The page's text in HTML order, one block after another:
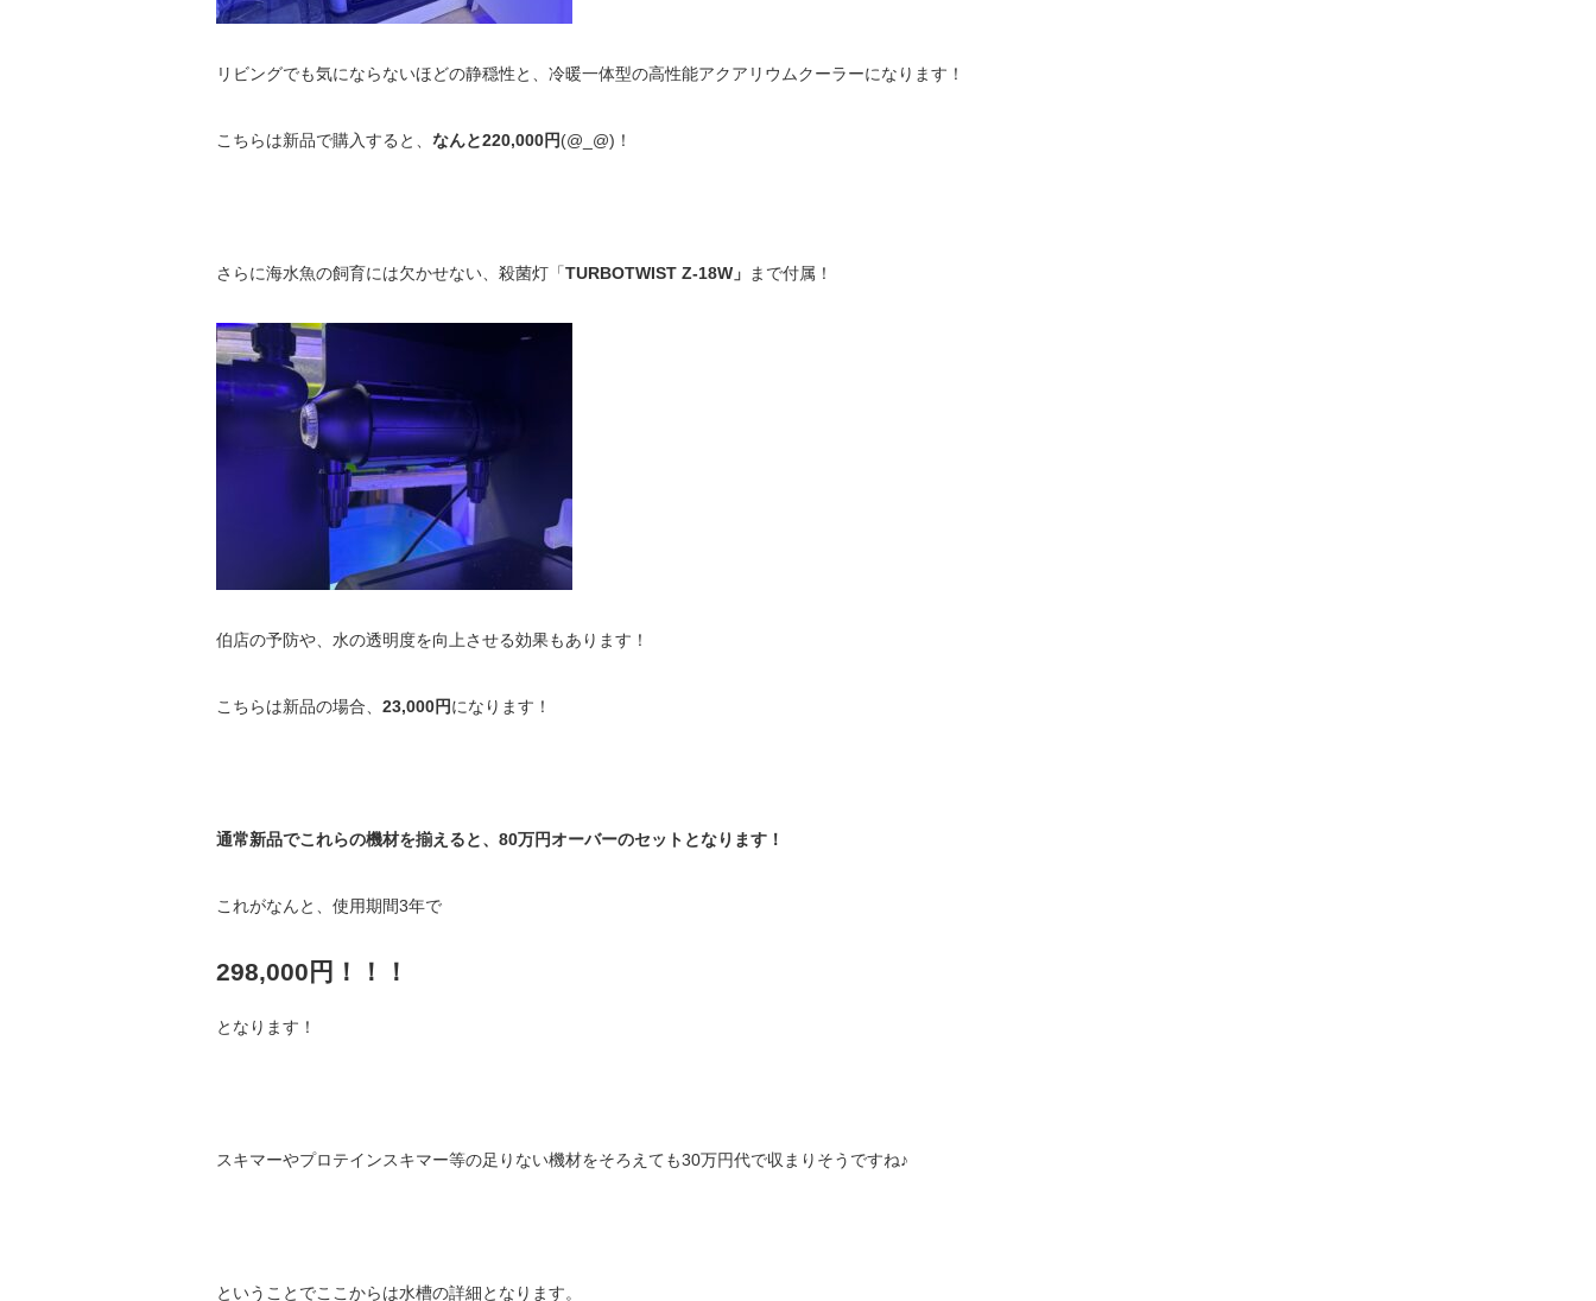
リビングでも気にならないほどの静穏性と、冷暖一体型の高性能アクアリウムクーラーになります！
こちらは新品で購入すると、 なんと220,000円(@_@)！
さらに海水魚の飼育には欠かせない、殺菌灯「TURBOTWIST Z-18W」 まで付属！
伯店の予防や、水の透明度を向上させる効果もあります！
こちらは新品の場合、 23,000円になります！
通常新品でこれらの機材を揃えると、80万円オーバーのセットとなります！
これがなんと、使用期間3年で
298,000円！！！
となります！
スキマーやプロテインスキマー等の足りない機材をそろえても30万円代で収まりそうですね♪
ということでここからは水槽の詳細となります。